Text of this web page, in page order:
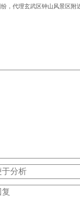
，代理玄武区钟山风景区